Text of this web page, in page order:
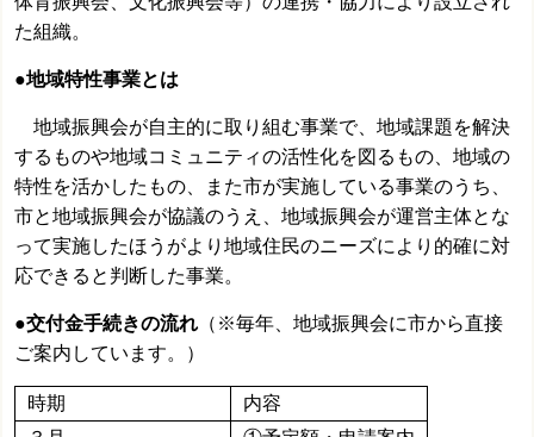
た組織。
●地域特性事業とは
地域振興会が自主的に取り組む事業で、地域課題を解決
するものや地域コミュニティの活性化を図るもの、地域の
特性を活かしたもの、また市が実施している事業のうち、
市と地域振興会が協議のうえ、地域振興会が運営主体とな
って実施したほうがより地域住民のニーズにより的確に対
応できると判断した事業。
●交付金手続きの流れ （※毎年、地域振興会に市から直接
ご案内しています。）
時期
内容